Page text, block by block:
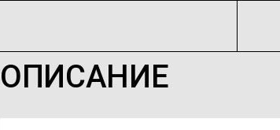
ОПИСАНИЕ